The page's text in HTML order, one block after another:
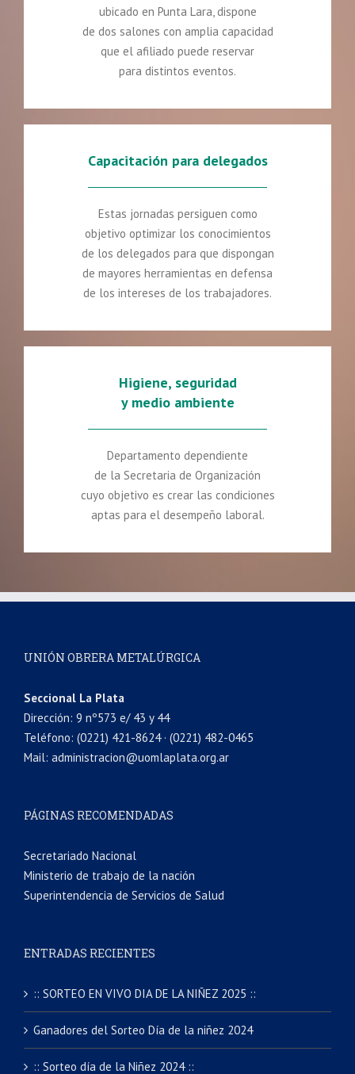
ubicado en Punta Lara, dispone
de dos salones con amplia capacidad
que el afiliado puede reservar
para distintos eventos.
Capacitación para delegados
Estas jornadas persiguen como
objetivo optimizar los conocimientos
de los delegados para que dispongan
de mayores herramientas en defensa
de los intereses de los trabajadores.
Higiene, seguridad
y medio ambiente
Departamento dependiente
de la Secretaria de Organización
cuyo objetivo es crear las condiciones
aptas para el desempeño laboral.
UNIÓN OBRERA METALÚRGICA
Seccional La Plata
Dirección: 9 nº573 e/ 43 y 44
Teléfono: (0221) 421-8624 · (0221) 482-0465
Mail: administracion@uomlaplata.org.ar
PÁGINAS RECOMENDADAS
Secretariado Nacional
Ministerio de trabajo de la nación
Superintendencia de Servicios de Salud
ENTRADAS RECIENTES
:: SORTEO EN VIVO DIA DE LA NIÑEZ 2025 ::
Ganadores del Sorteo Día de la niñez 2024
:: Sorteo día de la Niñez 2024 ::